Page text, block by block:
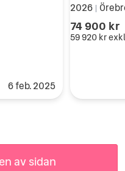
6 feb. 2025
2026
74 900 kr
59 920 kr
av sidan